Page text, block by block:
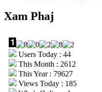
Xam Phaj
Users Today : 44
This Month : 2612
This Year : 79627
Views Today : 185